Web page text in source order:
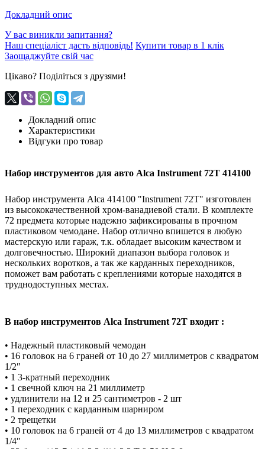
Докладний опис
У вас виникли запитання?
Наш спеціаліст дасть відповідь! Купити товар в 1 клік
Заощаджуйте свій час
Цікаво? Поділіться з друзями!
Докладний опис
Характеристики
Відгуки про товар
Набор инструментов для авто Alca Instrument 72T 414100
Набор инструмента Alca 414100 "Instrument 72T" изготовлен
из высококачественной хром-ванадиевой стали. В комплекте
72 предмета которые надежно зафиксированы в прочном
пластиковом чемодане. Набор отлично впишется в любую
мастерскую или гараж, т.к. обладает высоким качеством и
долговечностью. Широкий диапазон выбора головок и
нескольких воротков, а так же карданных переходников,
поможет вам работать с креплениями которые находятся в
труднодоступных местах.
В набор инструментов Alca Instrument 72T входит :
• Надежный пластиковый чемодан
• 16 головок на 6 граней от 10 до 27 миллиметров с квадратом
1/2″
• 1 3-кратный переходник
• 1 свечной ключ на 21 миллиметр
• удлинители на 12 и 25 сантиметров - 2 шт
• 1 переходник с карданным шарниром
• 2 трещетки
• 10 головок на 6 граней от 4 до 13 миллиметров с квадратом
1/4″